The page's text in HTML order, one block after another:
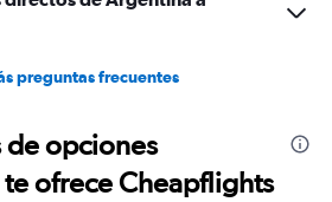
preguntas frecuentes
de opciones
ofrece Cheapflights